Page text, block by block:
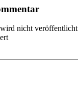
nicht